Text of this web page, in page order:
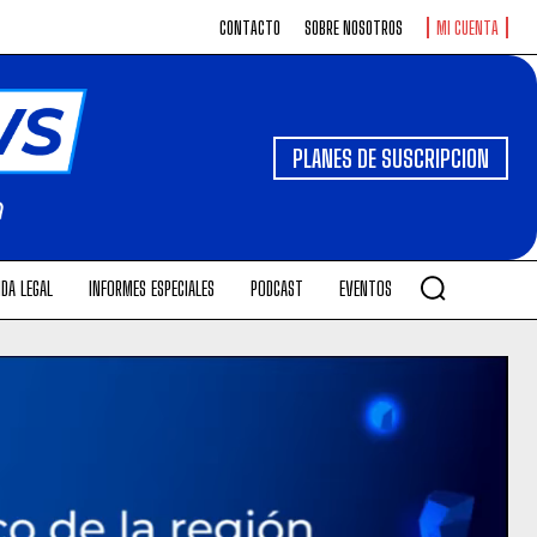
CONTACTO SOBRE NOSOTROS MI CUENTA
PLANES DE SUSCRIPCION
LEGAL INFORMES ESPECIALES PODCAST EVENTOS